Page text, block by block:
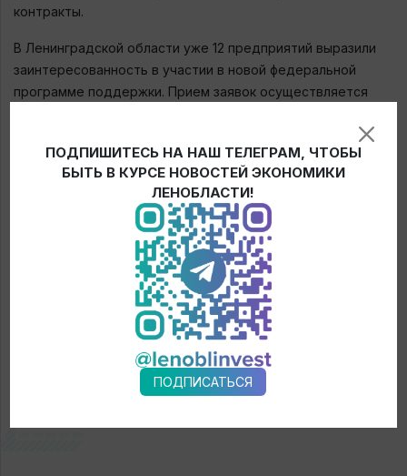
контракты.
В Ленинградской области уже 12 предприятий выразили
заинтересованность в участии в новой федеральной
программе поддержки. Прием заявок осуществляется
деятельности с 1 апреля по 15 мая 2019 года, подробную
информацию об участии можно посмотреть на
комитета
ПОДПИШИТЕСЬ НА НАШ ТЕЛЕГРАМ, ЧТОБЫ
БЫТЬ В КУРСЕ НОВОСТЕЙ ЭКОНОМИКИ
ЛЕНОБЛАСТИ!
ПОДПИСАТЬСЯ